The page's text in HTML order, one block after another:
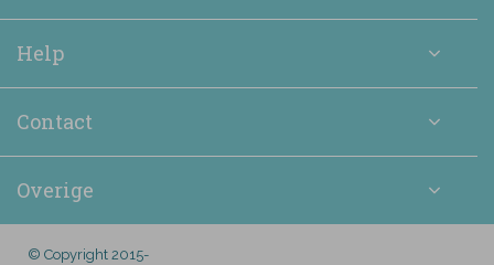
Help
Contact
Overige
© Copyright 2015-